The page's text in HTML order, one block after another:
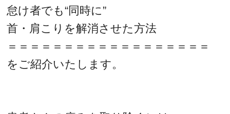
怠け者でも“同時に”
首・肩こりを解消させた方法
＝＝＝＝＝＝＝＝＝＝＝＝＝＝＝＝＝＝
をご紹介いたします。